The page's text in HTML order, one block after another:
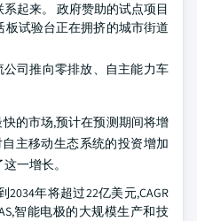
起来。 政府赞助的试点项目
试验台正在拥挤的城市街道
公司推向零排放、自主能力车
的市场,预计在预测期间将增
主移动生态系统的投资增加
一增长。
年将超过22亿美元,CAGR
智能电极的大规模生产和技